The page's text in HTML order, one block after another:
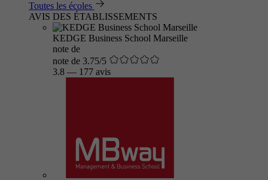
Toutes les écoles
AVIS DES ÉTABLISSEMENTS
KEDGE Business School Marseille
note de
note de 3.75/5
3.8 — 177 avis